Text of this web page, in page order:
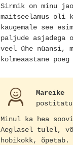
Sirmik on minu
maitseelamus oli
kaugemale see
paljude asjadega
veel ühe nüansi,
kolmeaastane
Mareike
Minul ka hea
Aeglasel tulel,
hobikokk, õpetab.